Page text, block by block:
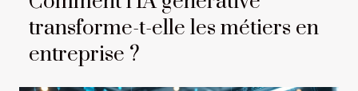
transforme-t-elle les métiers en
entreprise ?